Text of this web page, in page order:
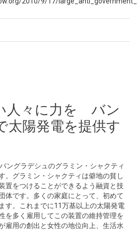
人々に力を バン
太陽発電を提供す
ングラデシュのグラミン・シャクティ
。グラミン・シャクティは僻地の貧し
置をつけることができるよう融資と技
体です。多くの家庭にとって、初めて
す。これまでに11万基以上の太陽発電
を多く雇用してこの装置の維持管理を
雇用の創出と女性の地位向上、生活水